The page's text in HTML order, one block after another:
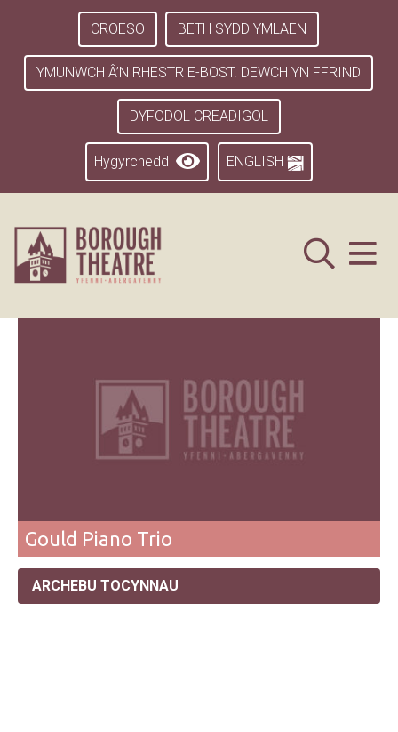
CROESO BETH SYDD YMLAEN
YMUNWCH Â’N RHESTR E-BOST. DEWCH YN FFRIND
DYFODOL CREADIGOL
Hygyrchedd ENGLISH
Gould Piano Trio
ARCHEBU TOCYNNAU